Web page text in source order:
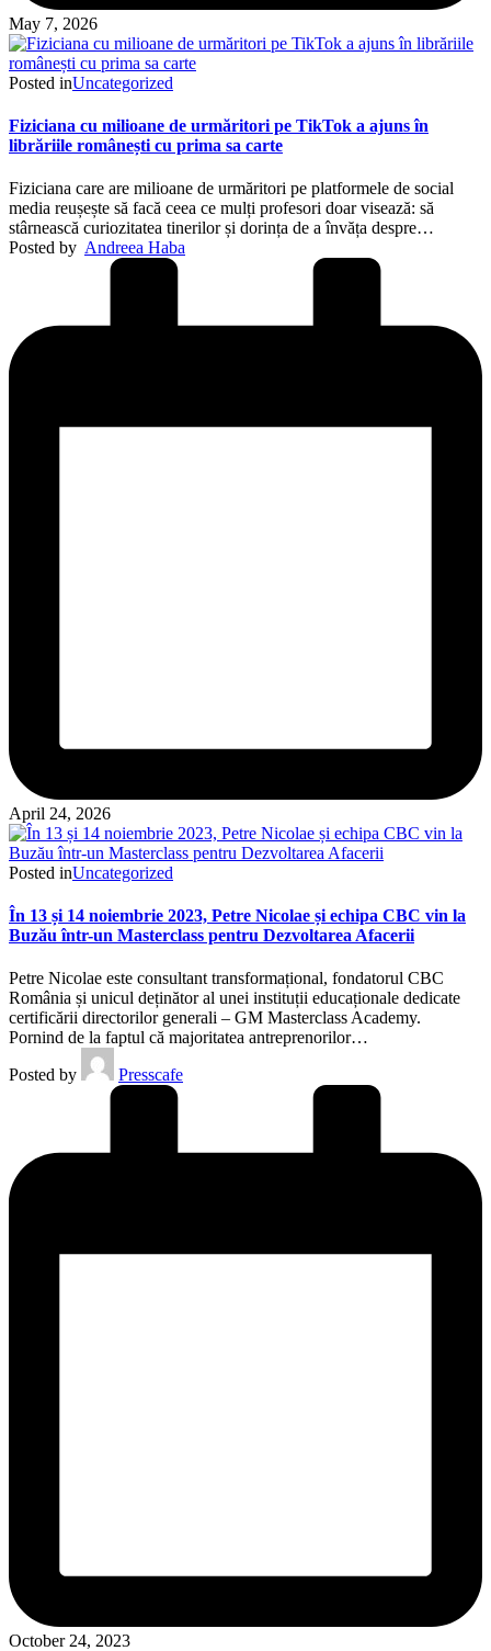
May 7, 2026
Posted inUncategorized
Fiziciana cu milioane de urmăritori pe TikTok a ajuns în
librăriile românești cu prima sa carte
Fiziciana care are milioane de urmăritori pe platformele de social
media reușește să facă ceea ce mulți profesori doar visează: să
stârnească curiozitatea tinerilor și dorința de a învăța despre…
Posted by Andreea Haba
April 24, 2026
Posted inUncategorized
În 13 și 14 noiembrie 2023, Petre Nicolae și echipa CBC vin la
Buzău într-un Masterclass pentru Dezvoltarea Afacerii
Petre Nicolae este consultant transformațional, fondatorul CBC
România și unicul deținător al unei instituții educaționale dedicate
certificării directorilor generali – GM Masterclass Academy.
Pornind de la faptul că majoritatea antreprenorilor…
Posted by
Presscafe
October 24, 2023